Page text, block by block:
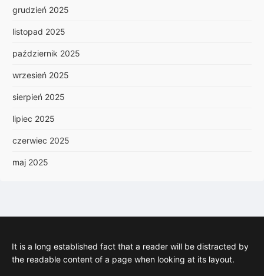
grudzień 2025
listopad 2025
październik 2025
wrzesień 2025
sierpień 2025
lipiec 2025
czerwiec 2025
maj 2025
It is a long established fact that a reader will be distracted by
the readable content of a page when looking at its layout.